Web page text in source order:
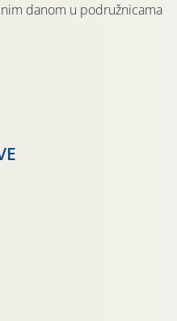
danom u podružnicama